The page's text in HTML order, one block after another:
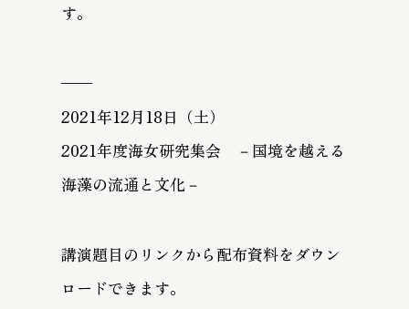
す。
——
2021年12月18日（土）
2021年度海女研究集会 －国境を越える
海藻の流通と文化－
講演題目のリンクから配布資料をダウン
ロードできます。